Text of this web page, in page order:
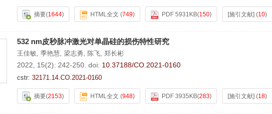
摘要(1644) HTML全文 (749) PDF 5931KB(150) [施引文献] (10)
532 nm皮秒脉冲激光对单晶硅的损伤特性研究
王佳敏, 季艳慧, 梁志勇, 陈飞, 郑长彬
2022, 15(2): 242-250. doi: 10.37188/CO.2021-0160
cstr: 32171.14.CO.2021-0160
摘要(2153) HTML全文 (948) PDF 3935KB(283) [施引文献] (18)